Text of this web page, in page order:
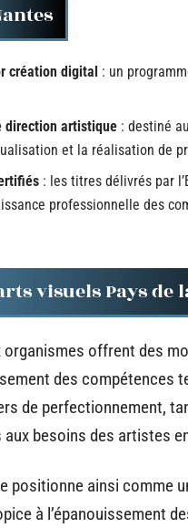
création digital : un
direction artistique : destiné
et la réalisation de
: les titres délivrés par
professionnelle des
visuels Pays de
organismes offrent des
des compétences
de perfectionnement,
aux besoins des artistes
positionne ainsi comme
à l’épanouissement